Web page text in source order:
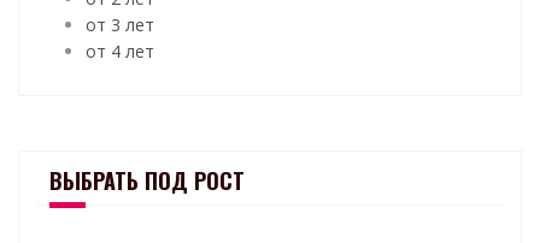
от 3 лет
от 4 лет
ВЫБРАТЬ ПОД РОСТ